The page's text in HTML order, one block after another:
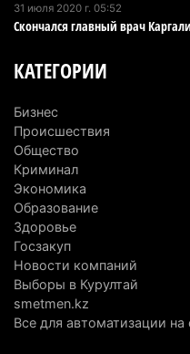
Туриста с тяжелыми
горах Алматинской
Алматинской области,
трагедии
5 августа 2026 г. 09:17
В Алматинской
катеров для Formula-1
пилотов
В Alatau City Authority
31 июля 2020 г. 05:52
Скончался главный врач
КАТЕГОРИИ
Бизнес
Происшествия
Общество
Криминал
Экономика
Образование
Здоровье
Госзакуп
Новости компаний
Выборы в Курултай
smetmen.kz
Все для автоматизации на